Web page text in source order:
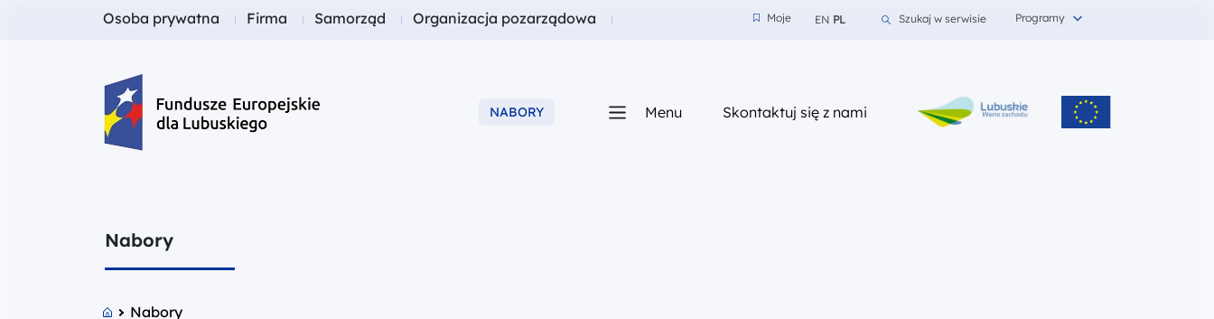
Fundusze dla
Osoba prywatna Fundusze dla
Firma Fundusze dla
Samorząd Fundusze dla
Organizacja pozarządowa Moje
Moje EN PL Szukaj w serwisie Programy
Fundusze Europejskie dla Lubuskiego NABORY Menu Skontaktuj się z nami
Nabory
Nabory